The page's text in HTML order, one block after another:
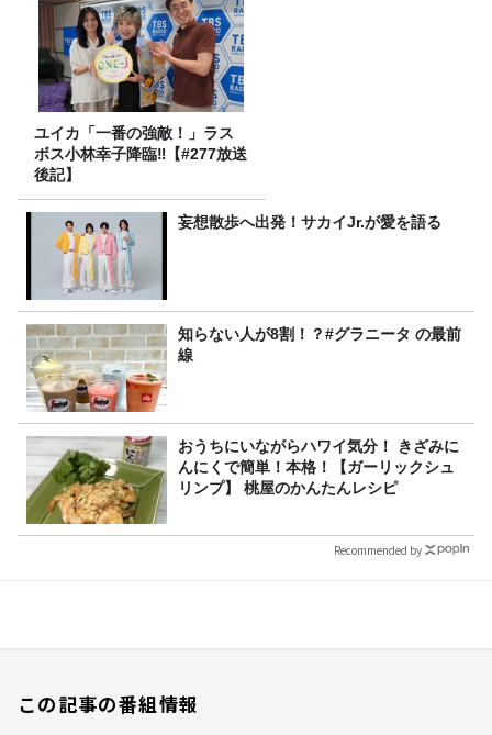
ユイカ「一番の強敵！」ラス
ボス小林幸子降臨‼【#277放送
後記】
妄想散歩へ出発！サカイJr.が愛を語る
知らない人が8割！？#グラニータ の最前
線
おうちにいながらハワイ気分！ きざみに
んにくで簡単！本格！【ガーリックシュ
リンプ】 桃屋のかんたんレシピ
Recommended by
この記事の番組情報